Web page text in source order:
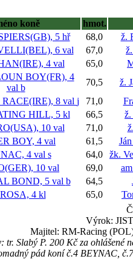
koně
hmot.
5 hř 68,0
ž.
6 val 67,0
4 val 65,0
BOY(FR), 4
val b
70,5
ž.
8 val j 71,0
HILL, 5 kl 66,5
10 val 71,0
BOY, 4 val 61,5
4 val s 64,0
žk.
10 val 69,0
BOND, 5 val b 64,5
4 kl 65,0
Výrok:
Majitel: RM-Racing
tr. Slabý P. 200 Kč za
pád koní č.4 BEYNAC,